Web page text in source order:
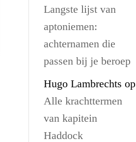
Langste lijst van
aptoniemen:
achternamen die
passen bij je beroep
Hugo Lambrechts op
Alle krachttermen
van kapitein
Haddock